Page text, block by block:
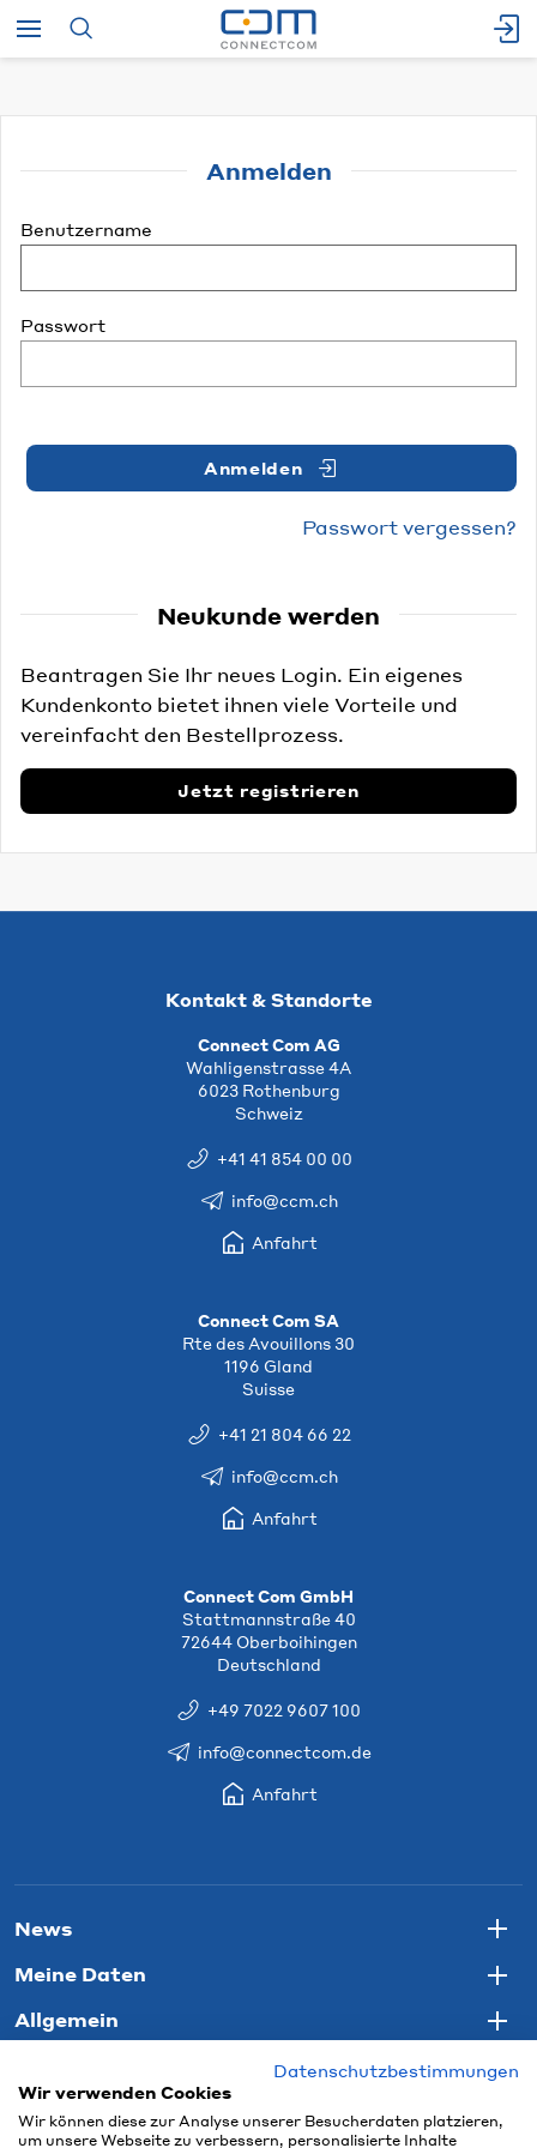
Anmelden
Benutzername
Passwort
Anmelden
Passwort vergessen?
Neukunde werden
Beantragen Sie Ihr neues Login. Ein eigenes
Kundenkonto bietet ihnen viele Vorteile und
vereinfacht den Bestellprozess.
Jetzt registrieren
Kontakt & Standorte
Connect Com AG
Wahligenstrasse 4A
6023 Rothenburg
Schweiz
+41 41 854 00 00
info@ccm.ch
Anfahrt
Connect Com SA
Rte des Avouillons 30
1196 Gland
Suisse
+41 21 804 66 22
info@ccm.ch
Anfahrt
Connect Com GmbH
Stattmannstraße 40
72644 Oberboihingen
Deutschland
+49 7022 9607 100
info@connectcom.de
Anfahrt
News
Meine Daten
Allgemein
Datenschutzbestimmungen
Wir verwenden Cookies
Wir können diese zur Analyse unserer Besucherdaten platzieren,
um unsere Webseite zu verbessern, personalisierte Inhalte